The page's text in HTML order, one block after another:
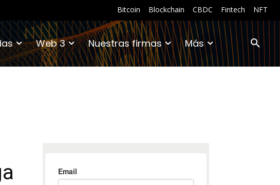
Bitcoin Blockchain CBDC Fintech NFT
Web 3 Nuestras firmas Más